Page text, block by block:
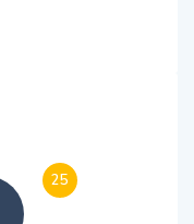
25